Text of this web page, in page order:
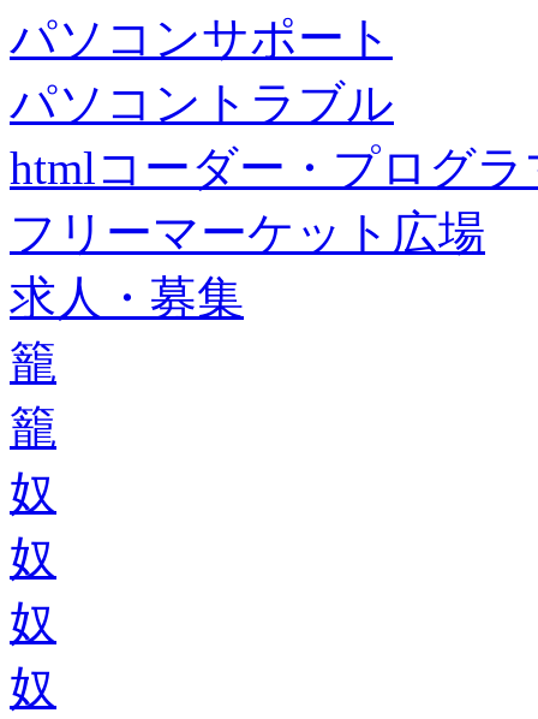
パソコンサポート
パソコントラブル
htmlコーダー・プログラ
フリーマーケット広場
求人・募集
籠
籠
奴
奴
奴
奴